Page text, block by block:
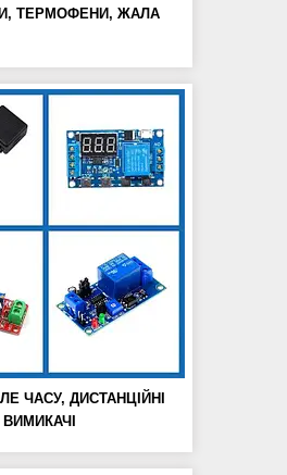
ТЕРМОФЕНИ, ЖАЛА
ЧАСУ, ДИСТАНЦІЙНІ
ВИМИКАЧІ